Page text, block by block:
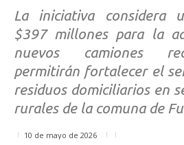
La iniciativa considera
$397 millones para la
nuevos camiones
permitirán fortalecer el
residuos domiciliarios en
rurales de la comuna de
10 de mayo de 2026